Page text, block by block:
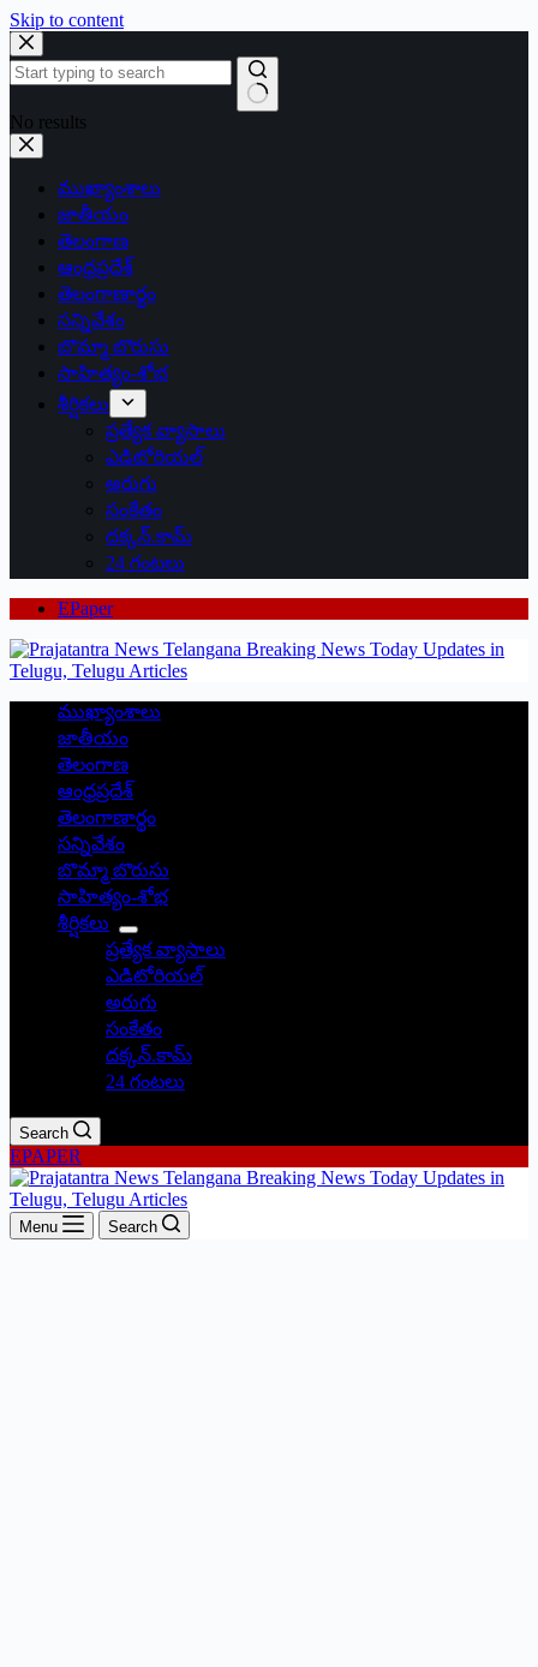
Skip to content
No results
ముఖ్యాంశాలు
జాతీయం
తెలంగాణ
ఆంధ్రప్రదేశ్
తెలంగాణార్థం
సన్నివేశం
బొమ్మా బొరుసు
సాహిత్యం-శోభ
శీర్షికలు
ప్రత్యేక వ్యాసాలు
ఎడిటోరియల్
అరుగు
సంకేతం
దక్కన్.కామ్
24 గంటలు
EPaper
ముఖ్యాంశాలు
జాతీయం
తెలంగాణ
ఆంధ్రప్రదేశ్
తెలంగాణార్థం
సన్నివేశం
బొమ్మా బొరుసు
సాహిత్యం-శోభ
శీర్షికలు
ప్రత్యేక వ్యాసాలు
ఎడిటోరియల్
అరుగు
సంకేతం
దక్కన్.కామ్
24 గంటలు
Search
EPAPER
Menu Search